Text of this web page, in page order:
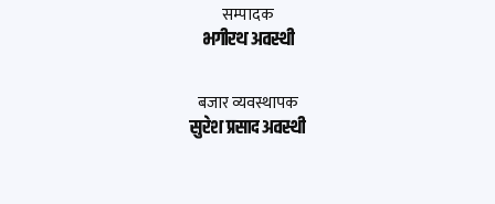
सम्पादक
भगीरथ अवस्थी
बजार व्यवस्थापक
सुरेश प्रसाद अवस्थी